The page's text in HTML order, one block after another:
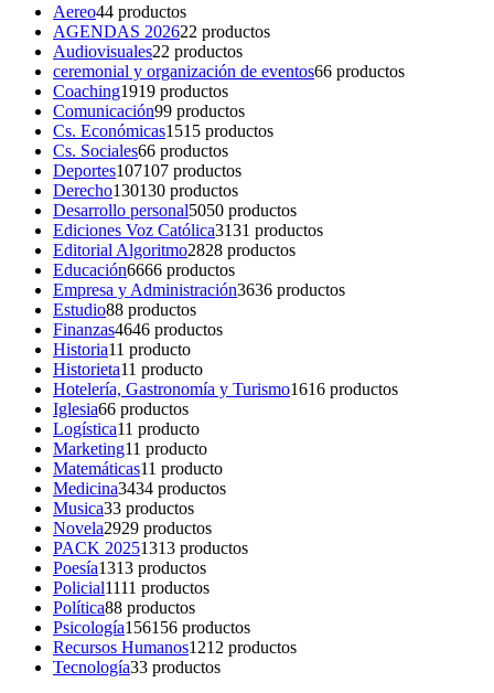
Aereo44 productos
AGENDAS 202622 productos
Audiovisuales22 productos
ceremonial y organización de eventos66 productos
Coaching1919 productos
Comunicación99 productos
Cs. Económicas1515 productos
Cs. Sociales66 productos
Deportes107107 productos
Derecho130130 productos
Desarrollo personal5050 productos
Ediciones Voz Católica3131 productos
Editorial Algoritmo2828 productos
Educación6666 productos
Empresa y Administración3636 productos
Estudio88 productos
Finanzas4646 productos
Historia11 producto
Historieta11 producto
Hotelería, Gastronomía y Turismo1616 productos
Iglesia66 productos
Logística11 producto
Marketing11 producto
Matemáticas11 producto
Medicina3434 productos
Musica33 productos
Novela2929 productos
PACK 20251313 productos
Poesía1313 productos
Policial1111 productos
Política88 productos
Psicología156156 productos
Recursos Humanos1212 productos
Tecnología33 productos